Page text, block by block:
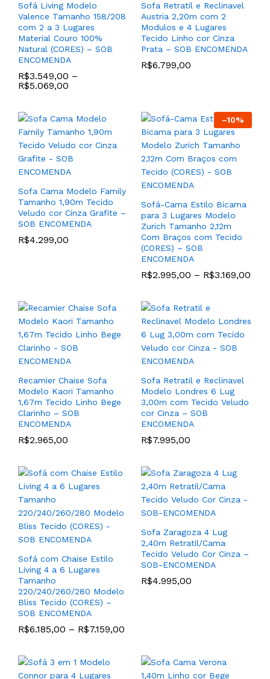
Sofá Living Modelo
Valence Tamanho 158/208
com 2 a 3 Lugares
Material Couro 100%
Natural (CORES) – SOB
ENCOMENDA
R$3.549,00 –
R$5.069,00
Sofa Retratil e Reclinavel
Austria 2,20m com 2
Modulos e 4 Lugares
Tecido Linho cor Cinza
Prata – SOB ENCOMENDA
R$6.799,00
Sofa Cama Modelo Family
Tamanho 1,90m Tecido
Veludo cor Cinza Grafite –
SOB ENCOMENDA
R$4.299,00
–10%
Sofá-Cama Estilo Bicama
para 3 Lugares Modelo
Zurich Tamanho 2,12m
Com Braços com Tecido
(CORES) – SOB
ENCOMENDA
R$2.995,00 – R$3.169,00
Recamier Chaise Sofa
Modelo Kaori Tamanho
1,67m Tecido Linho Bege
Clarinho – SOB
ENCOMENDA
R$2.965,00
Sofa Retratil e Reclinavel
Modelo Londres 6 Lug
3,00m com Tecido Veludo
cor Cinza – SOB
ENCOMENDA
R$7.995,00
Sofá com Chaise Estilo
Living 4 a 6 Lugares
Tamanho
220/240/260/280 Modelo
Bliss Tecido (CORES) –
SOB ENCOMENDA
R$6.185,00 – R$7.159,00
Sofa Zaragoza 4 Lug
2,40m Retratil/Cama
Tecido Veludo Cor Cinza –
SOB-ENCOMENDA
R$4.995,00
Jogo de (2) Poltronas
Grande Modelo Dallas
Com Base de Madeira
Tauari cor Madeira Natural
Linho Cor Bege Claro –
SOB ENCOMENDA
Jogo de (2) Poltronas
Modelo Kim com Base de
Madeira Tauari cor Madeira
Natural Castanho e Tecido
Linho Trama cor Bege Cru
– SOB ENCOMENDA
Poltrona Modelo Kim com
Base de Madeira Tauari
cor Madeira Natural
Jogo de Poltronas Modelo
Médio Paola com Base
Madeira e Tecido (CORES)
– SOB ENCOMENDA
R$3.579,00
Jogo de (2) Poltronas
Modelo Helena Material
Sintético cor Conhaque e
Preto – PRONTA ENTREGA
Poltrona Reclinável
Copos no Braço e
extensor de Porta Celular
em Couro 100% Natural
ENCOMENDA
R$8.189,00 – R$ 8.569,00
Reclinável com
Acionamento Manual
Encosto Baixo Modelo
Ayra Base Aço Carbono